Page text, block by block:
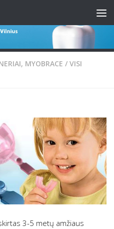
MYOBRACE / VISI
3-5 metų amžiaus